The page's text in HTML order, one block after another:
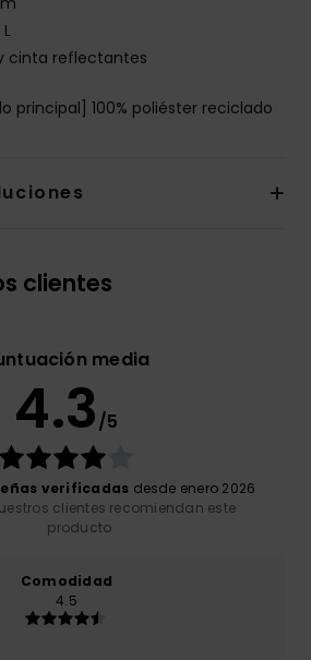
cinta reflectantes
principal] 100% poliéster reciclado
clientes
media
4.3/5
verificadas desde enero 2026
clientes recomiendan este
producto
Comodidad
4.5